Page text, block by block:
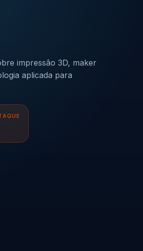
impressão 3D, maker
aplicada para